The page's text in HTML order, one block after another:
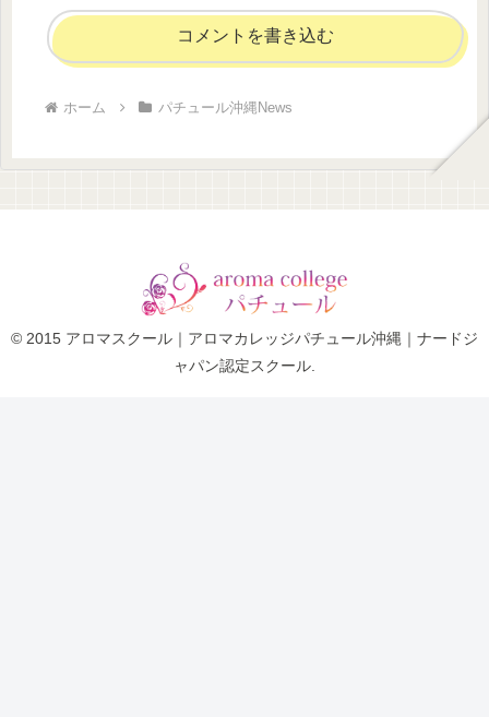
コメントを書き込む
ホーム パチュール沖縄News
© 2015 アロマスクール｜アロマカレッジパチュール沖縄｜ナードジ
ャパン認定スクール.